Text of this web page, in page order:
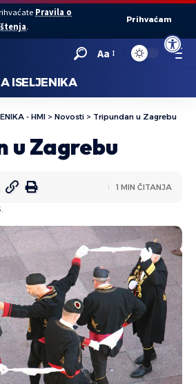
Open
Pravila o
.
Prihvaćam
Aa
ISELJENIKA
- HMI > Novosti > Tripundan u Zagrebu
u Zagrebu
1 MIN ČITANJA